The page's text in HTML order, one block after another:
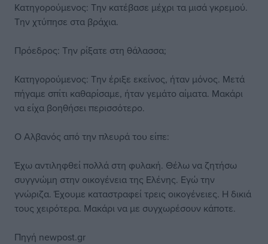
Κατηγορούμενος: Την κατέβασε μέχρι τα μισά γκρεμού.
Την χτύπησε στα βράχια.
Πρόεδρος: Την ρίξατε στη θάλασσα;
Κατηγορούμενος: Την έριξε εκείνος, ήταν μόνος. Μετά
πήγαμε σπίτι καθαρίσαμε, ήταν γεμάτο αίματα. Μακάρι
να είχα βοηθήσει περισσότερο.
Ο Αλβανός από την πλευρά του είπε:
Έχω αντιληφθεί πολλά στη φυλακή. Θέλω να ζητήσω
συγγνώμη στην οικογένεια της Ελένης. Εγώ την
γνώριζα. Έχουμε καταστραφεί τρεις οικογένειες. Η δικιά
τους χειρότερα. Μακάρι να με συγχωρέσουν κάποτε.
Πηγή newpost.gr